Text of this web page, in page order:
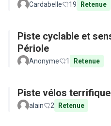
Cardabelle 19 Retenue
Piste cyclable et
Périole
Anonyme 1 Retenue
Piste vélos
alain 2 Retenue